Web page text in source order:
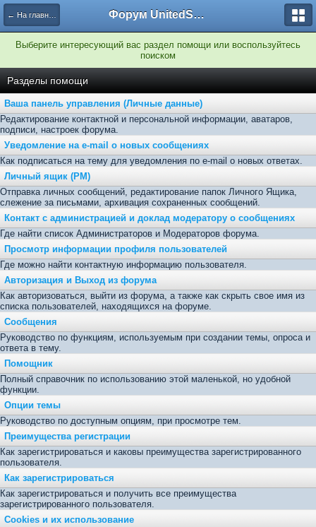
← На главную Форум UnitedSouth
Выберите интересующий вас раздел помощи или воспользуйтесь
поиском
Разделы помощи
Ваша панель управления (Личные данные)
Редактирование контактной и персональной информации, аватаров,
подписи, настроек форума.
Уведомление на e-mail о новых сообщениях
Как подписаться на тему для уведомления по e-mail о новых ответах.
Личный ящик (PM)
Отправка личных сообщений, редактирование папок Личного Ящика,
слежение за письмами, архивация сохраненных сообщений.
Контакт с администрацией и доклад модератору о сообщениях
Где найти список Администраторов и Модераторов форума.
Просмотр информации профиля пользователей
Где можно найти контактную информацию пользователя.
Авторизация и Выход из форума
Как авторизоваться, выйти из форума, а также как скрыть свое имя из
списка пользователей, находящихся на форуме.
Сообщения
Руководство по функциям, используемым при создании темы, опроса и
ответа в тему.
Помощник
Полный справочник по использованию этой маленькой, но удобной
функции.
Опции темы
Руководство по доступным опциям, при просмотре тем.
Преимущества регистрации
Как зарегистрироваться и каковы преимущества зарегистрированного
пользователя.
Как зарегистрироваться
Как зарегистрироваться и получить все преимущества
зарегистрированного пользователя.
Cookies и их использование